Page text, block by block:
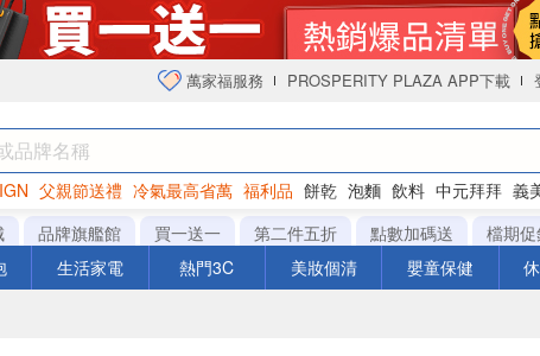
萬家福服務 PROSPERITY PLAZA APP下載
父親節送禮 冷氣最高省萬 福利品 餅乾 泡麵 飲料 中元拜拜 義
衛生紙
品牌旗艦館 買一送一 第二件五折 點數加碼送 檔期
生活家電 熱門3C 美妝個清 嬰童保健